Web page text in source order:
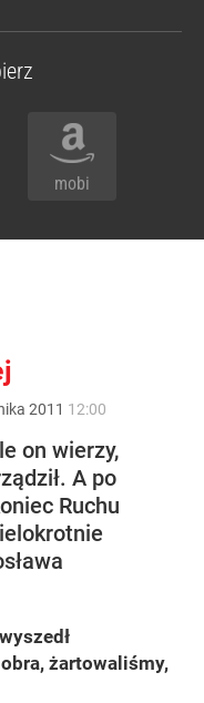
mobi
2011 12:00
on wierzy,
A po
Ruchu
żartowaliśmy,